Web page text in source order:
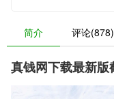
简介 评论(878)
真钱网下载最新版